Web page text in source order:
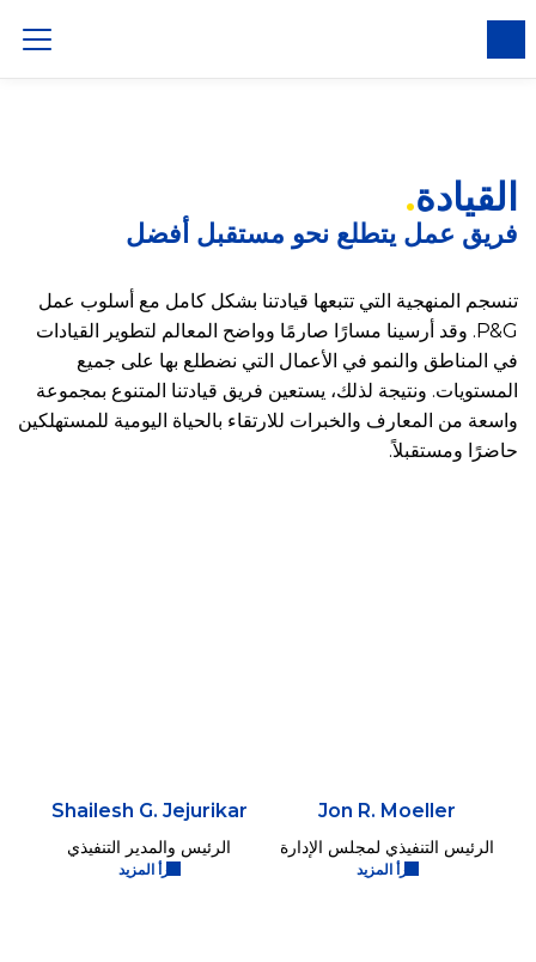
القيادة
فريق عمل يتطلع نحو مستقبل أفضل
تنسجم المنهجية التي تتبعها قيادتنا بشكل كامل مع أسلوب عمل
P&G. وقد أرسينا مسارًا صارمًا وواضح المعالم لتطوير القيادات
في المناطق والنمو في الأعمال التي نضطلع بها على جميع
المستويات. ونتيجة لذلك، يستعين فريق قيادتنا المتنوع بمجموعة
واسعة من المعارف والخبرات للارتقاء بالحياة اليومية للمستهلكين
حاضرًا ومستقبلاً.
Jon R. Moeller
الرئيس التنفيذي لمجلس الإدارة
اقرأ المزيد
Shailesh G. Jejurikar
الرئيس والمدير التنفيذي
اقرأ المزيد